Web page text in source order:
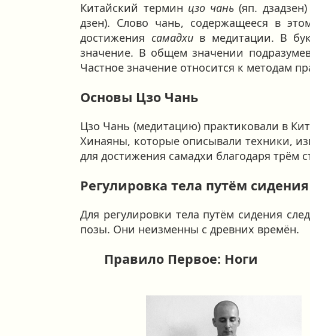
Китайский термин цзо чань (яп.
дзен). Слово чань, содержащееся в
достижения самадхив медитации. В
значение. В общем значении
Частное значение относится к методам
Основы Цзо Чань
Цзо Чань (медитацию) практиковали в
Хинаяны, которые описывали техники,
для достижения самадхи благодаря трём
Регулировка тела путём сидения
Для регулировки тела путём сидения
позы. Они неизменны с древних времён.
Правило Первое: Ноги